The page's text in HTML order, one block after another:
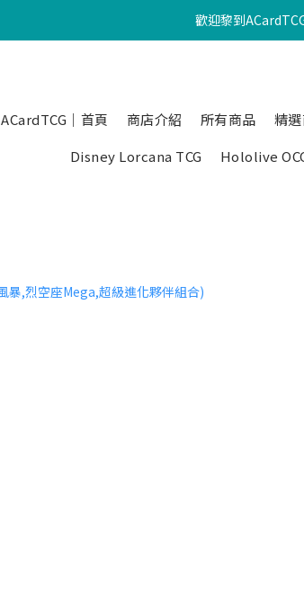
歡迎黎到
ACardTCG｜首頁 商店介紹 所有商品 精
Disney Lorcana TCG
Hololive